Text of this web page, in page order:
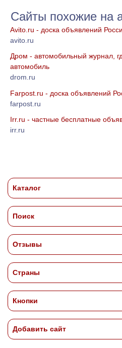
Сайты похожие на
Avito.ru - доска объявлений
avito.ru
Дром - автомобильный журнал,
автомобиль
drom.ru
Farpost.ru - доска объявлений
farpost.ru
Irr.ru - частные бесплатные
irr.ru
Каталог
Поиск
Отзывы
Страны
Кнопки
Добавить сайт